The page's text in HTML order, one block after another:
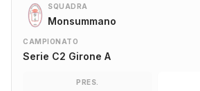
SQUADRA
Monsummano
CAMPIONATO
Serie C2 Girone A
PRES.